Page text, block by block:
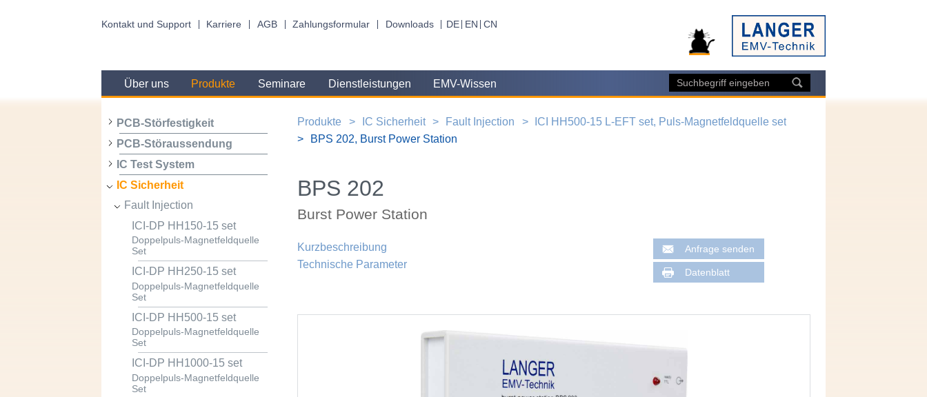
Kontakt und Support Karriere AGB Zahlungsformular Downloads DE EN CN
Über uns Produkte Seminare Dienstleistungen EMV-Wissen
PCB-Störfestigkeit
PCB-Störaussendung
IC Test System
IC Sicherheit
Fault Injection
ICI-DP HH150-15 set
Doppelpuls-Magnetfeldquelle
Set
ICI-DP HH250-15 set
Doppelpuls-Magnetfeldquelle
Set
ICI-DP HH500-15 set
Doppelpuls-Magnetfeldquelle
Set
ICI-DP HH1000-15 set
Doppelpuls-Magnetfeldquelle
Set
Produkte IC Sicherheit Fault Injection
ICI HH500-15 L-EFT set, Puls-Magnetfeldquelle set
BPS 202, Burst Power Station
BPS 202
Burst Power Station
Kurzbeschreibung
Technische Parameter
Anfrage senden
Datenblatt